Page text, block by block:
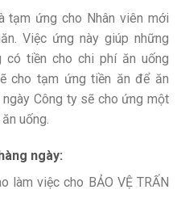
tạm ứng cho Nhân viên mới
Việc ứng này giúp những
có tiền cho chi phí ăn uống
cho tạm ứng tiền ăn để ăn
Công ty sẽ cho ứng một
uống.
ngày:
làm việc cho BẢO VỆ TRẤN